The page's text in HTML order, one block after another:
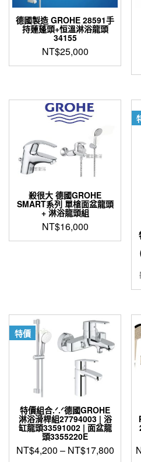
德國製造 GROHE 28591手
持蓮蓬頭+恒溫淋浴龍頭
34155
NT$25,000
殺很大 德國GROHE
SMART系列 單槍面盆龍頭
+ 淋浴龍頭組
NT$16,000
特價
特價組合.ᐟ.ᐟ德國GROHE
淋浴滑桿組27794003 | 浴
缸龍頭33591002 | 面盆龍
頭3355220E
NT$4,200 – NT$17,800